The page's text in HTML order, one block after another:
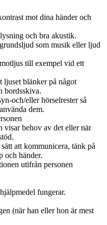
mot dina händer och
och bra akustik.
som musik eller ljud
till exempel vid ett
blänker på något
bordsskiva.
och/eller hörselrester så
dem.
visar behov av det eller när
att kommunicera, tänk på
och händer.
utifrån personen
fungerar.
(när han eller hon är mest